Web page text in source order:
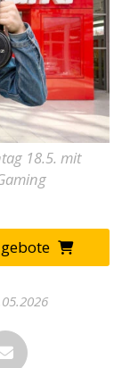
18.5. mit